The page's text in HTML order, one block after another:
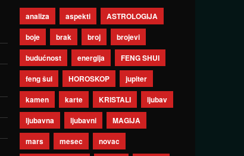
analiza aspekti
ASTROLOGIJA
boje
brak broj
brojevi
budućnost
energija
FENG SHUI
feng šui
HOROSKOP
jupiter
kamen
karte KRISTALI
ljubav
ljubavna
ljubavni
MAGIJA
mars
mesec
novac